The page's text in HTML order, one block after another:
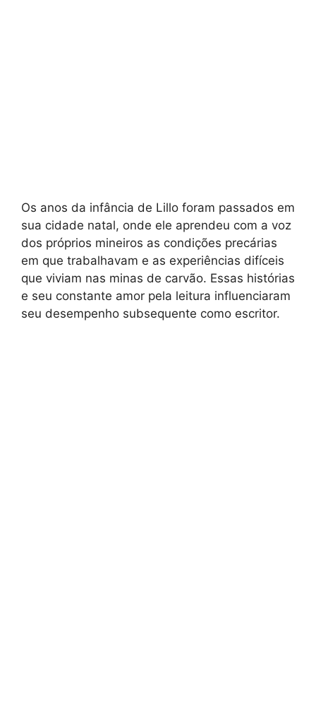
Os anos da infância de Lillo foram passados ​​em
sua cidade natal, onde ele aprendeu com a voz
dos próprios mineiros as condições precárias
em que trabalhavam e as experiências difíceis
que viviam nas minas de carvão. Essas histórias
e seu constante amor pela leitura influenciaram
seu desempenho subsequente como escritor.